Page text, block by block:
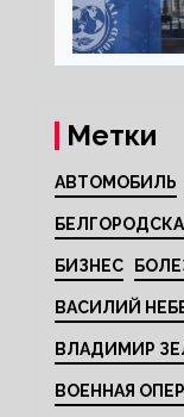
Метки
АВТОМОБИЛЬ
БИЗНЕС
ВАСИЛИЙ
ВЛАДИМИР
ВОЕННАЯ